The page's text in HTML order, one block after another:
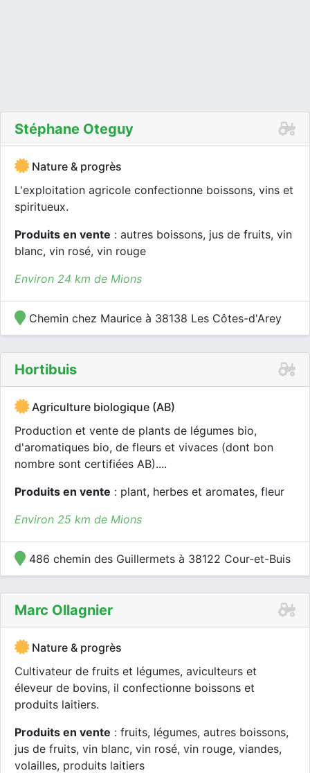
Stéphane Oteguy
Nature & progrès
L'exploitation agricole confectionne boissons, vins et
spiritueux.
Produits en vente : autres boissons, jus de fruits, vin
blanc, vin rosé, vin rouge
Environ 24 km de Mions
Chemin chez Maurice à 38138 Les Côtes-d'Arey
Hortibuis
Agriculture biologique (AB)
Production et vente de plants de légumes bio,
d'aromatiques bio, de fleurs et vivaces (dont bon
nombre sont certifiées AB)....
Produits en vente : plant, herbes et aromates, fleur
Environ 25 km de Mions
486 chemin des Guillermets à 38122 Cour-et-Buis
Marc Ollagnier
Nature & progrès
Cultivateur de fruits et légumes, aviculteurs et
éleveur de bovins, il confectionne boissons et
produits laitiers.
Produits en vente : fruits, légumes, autres boissons,
jus de fruits, vin blanc, vin rosé, vin rouge, viandes,
volailles, produits laitiers